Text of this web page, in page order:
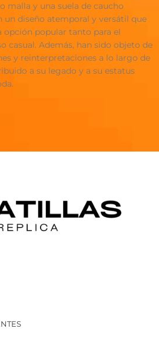
malla y una suela de caucho
un diseño atemporal y versátil que
opción popular tanto para el
casual. Además, han sido objeto de
y reinterpretaciones a lo largo de
a su legado y a su estatus